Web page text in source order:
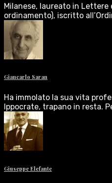
Milanese, laureato in Lettere
ordinamento), iscritto
Giancarlo Saran
Ha immolato la sua vita
Ippocrate, trapano in resta.
Giuseppe Elefante